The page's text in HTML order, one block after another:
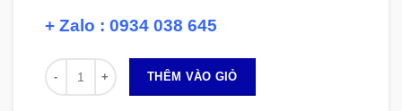
+ Zalo : 0934 038 645
Số lượng
THÊM VÀO GIỎ